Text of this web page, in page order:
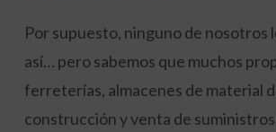
Por supuesto, ninguno de nosotros
así… pero sabemos que muchos
ferreterías, almacenes de material
construcción y venta de